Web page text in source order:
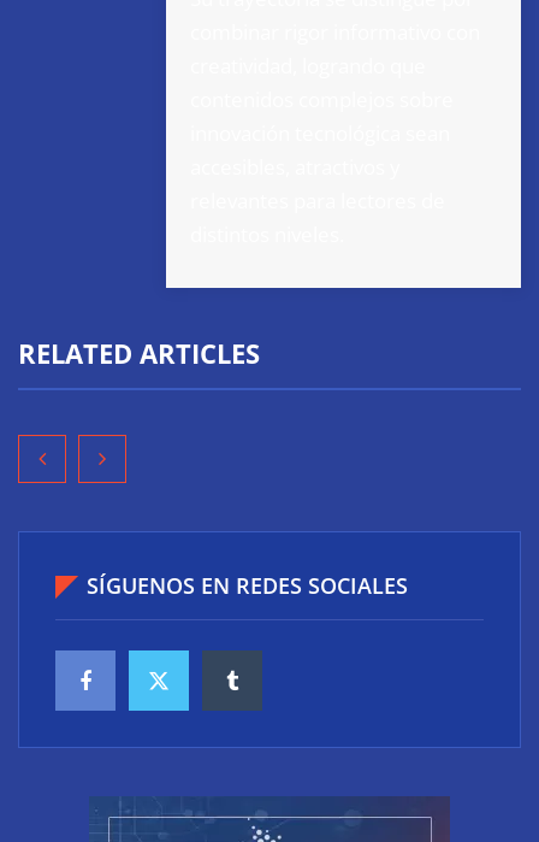
RELATED ARTICLES
funcionalidad, bienestar y estilo en un mismo
SÍGUENOS EN REDES SOCIALES